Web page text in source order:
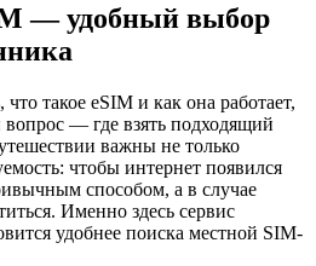
— удобный выбор
такое eSIM и как она работает,
— где взять подходящий
важны не только
чтобы интернет появился
способом, а в случае
Именно здесь сервис
удобнее поиска местной SIM-